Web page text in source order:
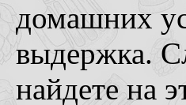
домашних
выдержка.
найдете на